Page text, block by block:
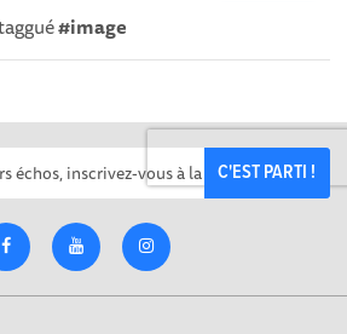
#image
C'EST PARTI !